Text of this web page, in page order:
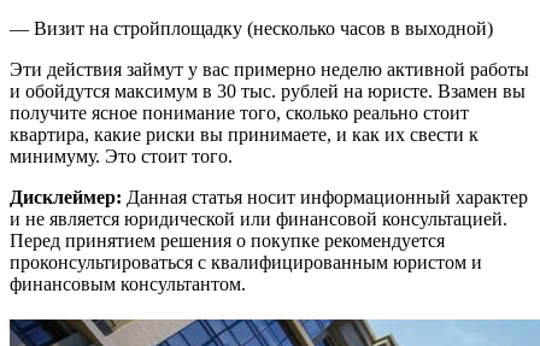
— Визит на стройплощадку (несколько часов в выходной)
Эти действия займут у вас примерно неделю активной работы
и обойдутся максимум в 30 тыс. рублей на юристе. Взамен вы
получите ясное понимание того, сколько реально стоит
квартира, какие риски вы принимаете, и как их свести к
минимуму. Это стоит того.
Дисклеймер: Данная статья носит информационный характер
и не является юридической или финансовой консультацией.
Перед принятием решения о покупке рекомендуется
проконсультироваться с квалифицированным юристом и
финансовым консультантом.